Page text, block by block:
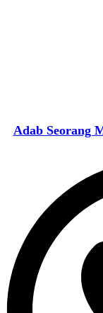
Adab Seorang